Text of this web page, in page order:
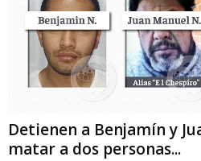
Detienen a Benjamín y
matar a dos personas...